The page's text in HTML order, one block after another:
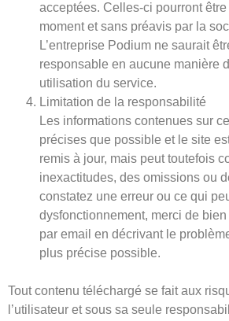
acceptées. Celles-ci pourront
moment et sans préavis par la
L’entreprise Podium ne saurait
responsable en aucune manière
utilisation du service.
Limitation de la responsabilité
Les informations contenues sur
précises que possible et le site
remis à jour, mais peut toutefois
inexactitudes, des omissions ou
constatez une erreur ou ce qui
dysfonctionnement, merci de
par email en décrivant le
plus précise possible.
Tout contenu téléchargé se fait aux
l’utilisateur et sous sa seule